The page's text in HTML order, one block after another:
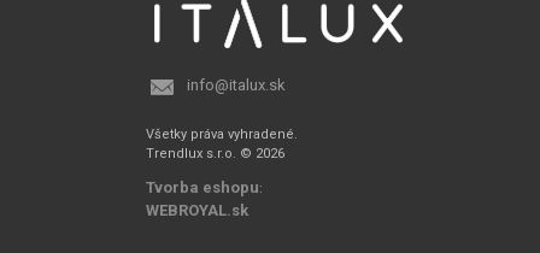
info@italux.sk
Všetky práva vyhradené.
Trendlux s.r.o. © 2026
Tvorba eshopu:
WEBROYAL.sk